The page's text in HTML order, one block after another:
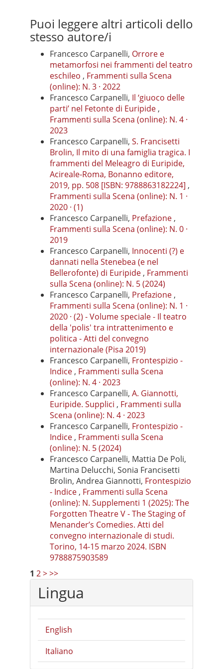
Puoi leggere altri articoli dello
stesso autore/i
Francesco Carpanelli, Orrore e
metamorfosi nei frammenti del teatro
eschileo , Frammenti sulla Scena
(online): N. 3 · 2022
Francesco Carpanelli, Il ‘giuoco delle
parti’ nel Fetonte di Euripide,
Frammenti sulla Scena (online): N. 4 ·
2023
Francesco Carpanelli, S. Francisetti
Brolin, Il mito di una famiglia tragica. I
frammenti del Meleagro di Euripide,
Acireale-Roma, Bonanno editore,
2019, pp. 508 [ISBN: 9788863182224] ,
Frammenti sulla Scena (online): N. 1 ·
2020 · (1)
Francesco Carpanelli, Prefazione,
Frammenti sulla Scena (online): N. 0 ·
2019
Francesco Carpanelli, Innocenti (?) e
dannati nella Stenebea (e nel
Bellerofonte) di Euripide, Frammenti
sulla Scena (online): N. 5 (2024)
Francesco Carpanelli, Prefazione,
Frammenti sulla Scena (online): N. 1 ·
2020 · (2) - Volume speciale - Il teatro
della 'polis' tra intrattenimento e
politica - Atti del convegno
internazionale (Pisa 2019)
Francesco Carpanelli, Frontespizio -
Indice, Frammenti sulla Scena
(online): N. 4 · 2023
Francesco Carpanelli, A. Giannotti,
Euripide. Supplici , Frammenti sulla
Scena (online): N. 4 · 2023
Francesco Carpanelli, Frontespizio -
Indice, Frammenti sulla Scena
(online): N. 5 (2024)
Francesco Carpanelli, Mattia De Poli,
Martina Delucchi, Sonia Francisetti
Brolin, Andrea Giannotti, Frontespizio
- Indice, Frammenti sulla Scena
(online): N. Supplementi 1 (2025): The
Forgotten Theatre V - The Staging of
Menander’s Comedies. Atti del
convegno internazionale di studi.
Torino, 14-15 marzo 2024. ISBN
9788875903589
1 2>>>
Lingua
English
Italiano